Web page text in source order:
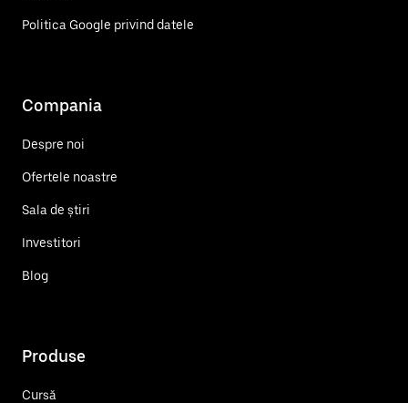
Politica Google privind datele
Compania
Despre noi
Ofertele noastre
Sala de știri
Investitori
Blog
Produse
Cursă